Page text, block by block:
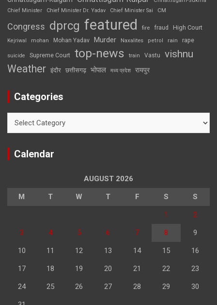
Chief Minister
Chief Minister Dr. Yadav Chief Minister Sai CM
Congress dprcg featured fire fraud High Court
Kejriwal mohan Mohan Yadav Murder Naxalites petrol rain rape
suicide Supreme Court top-news train Vastu vishnu
Weather इंदौर छत्तीसगढ़ भोपाल मध्य प्रदेश रायपुर
Categories
Calendar
AUGUST 2026
M T W T F S S
1 2
3 4 5 6 7 8 9
10 11 12 13 14 15 16
17 18 19 20 21 22 23
24 25 26 27 28 29 30